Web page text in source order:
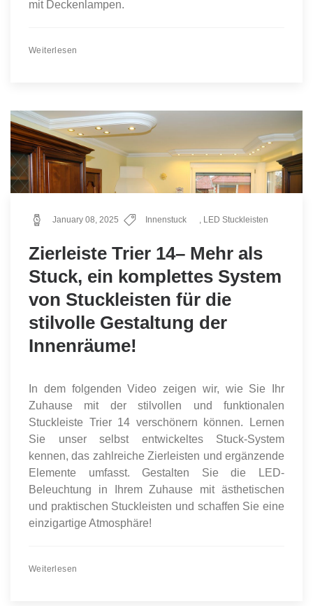
mit Deckenlampen.
Weiterlesen
January 08, 2025 Innenstuck , LED Stuckleisten
Zierleiste Trier 14– Mehr als
Stuck, ein komplettes System
von Stuckleisten für die
stilvolle Gestaltung der
Innenräume!
In dem folgenden Video zeigen wir, wie Sie Ihr
Zuhause mit der stilvollen und funktionalen
Stuckleiste Trier 14 verschönern können. Lernen
Sie unser selbst entwickeltes Stuck-System
kennen, das zahlreiche Zierleisten und ergänzende
Elemente umfasst. Gestalten Sie die LED-
Beleuchtung in Ihrem Zuhause mit ästhetischen
und praktischen Stuckleisten und schaffen Sie eine
einzigartige Atmosphäre!
Weiterlesen